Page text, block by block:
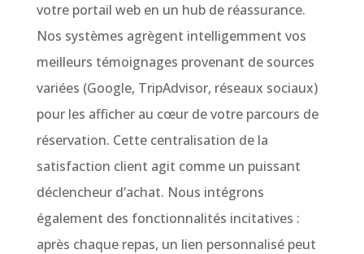
votre portail web en un hub de réassurance.
Nos systèmes agrègent intelligemment vos
meilleurs témoignages provenant de sources
variées (Google, TripAdvisor, réseaux sociaux)
pour les afficher au cœur de votre parcours de
réservation. Cette centralisation de la
satisfaction client agit comme un puissant
déclencheur d’achat. Nous intégrons
également des fonctionnalités incitatives :
après chaque repas, un lien personnalisé peut